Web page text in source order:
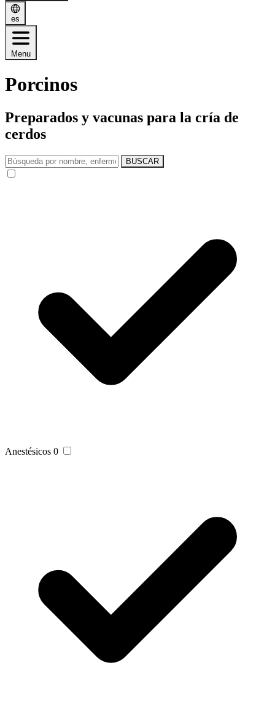
es
Menu
Porcinos
Preparados y vacunas para la cría de
cerdos
BUSCAR
Anestésicos 0